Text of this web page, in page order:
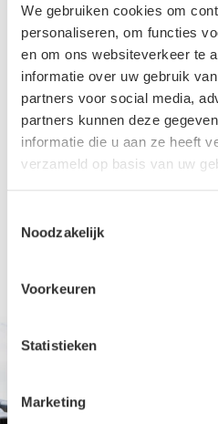
We gebruiken cookies om
personaliseren, om functies
en om ons websiteverkeer te
informatie over uw gebruik
partners voor social media,
partners kunnen deze
informatie die u aan ze heeft
verzameld op basis van uw
Noodzakelijk
Voorkeuren
Statistieken
Marketing
De MRTT‑vloot is een gezamenlijk
waaronder België, Nederland en
capaciteit te bundelen, vermijden
tank- en transportvliegtuigen
eigendom van de NAVO en
multinationale MMU, met
tweede basis.
De Airbus A330 MRTT is een van
verplaatsen en in korte tijd
hospitaal met intensive care-
operaties.